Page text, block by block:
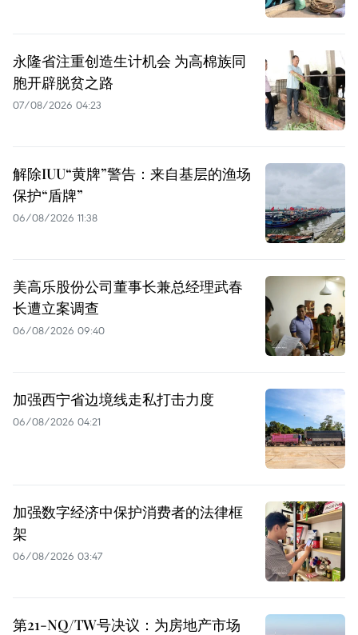
永隆省注重创造生计机会 为高棉族同
胞开辟脱贫之路
07/08/2026 04:23
解除IUU“黄牌”警告：来自基层的渔场
保护“盾牌”
06/08/2026 11:38
美高乐股份公司董事长兼总经理武春
长遭立案调查
06/08/2026 09:40
加强西宁省边境线走私打击力度
06/08/2026 04:21
加强数字经济中保护消费者的法律框
架
06/08/2026 03:47
第21-NQ/TW号决议：为房地产市场